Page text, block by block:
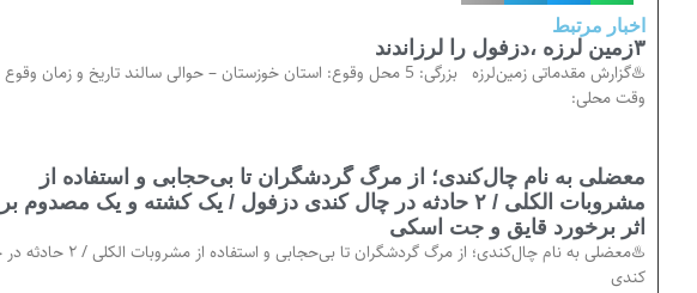
اخبار مرتبط
۳زمین لرزه ،دزفول را لرزاندند
♨️گزارش مقدماتی زمین‌لرزه بزرگی: 5 محل وقوع: استان خوزستان – حوالی سالند تاریخ و زمان
وقت محلی:
معضلی به نام چال‌کندی؛ از مرگ گردشگران تا بی‌حجابی و استفاده از
مشروبات الکلی / ۲ حادثه در چال کندی دزفول / یک کشته و یک مصدوم بر
اثر برخورد قایق و جت اسکی
♨️معضلی به نام چال‌کندی؛ از مرگ گردشگران تا بی‌حجابی و استفاده
کندی